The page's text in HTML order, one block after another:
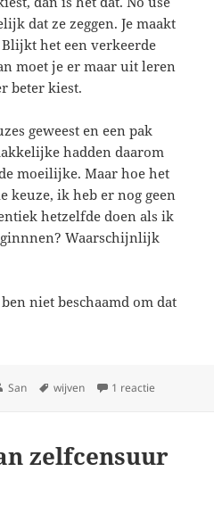
dat ze zeggen. Je maakt
het een verkeerde
moet je er maar uit leren
beter kiest.
geweest en een pak
hadden daarom
moeilijke. Maar hoe het
keuze, ik heb er nog geen
hetzelfde doen als ik
Waarschijnlijk
niet beschaamd om dat
Auteur
San Tags
wijven 1 reactie
zelfcensuur